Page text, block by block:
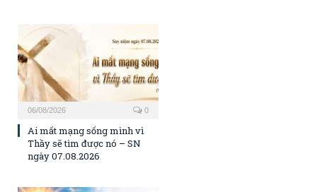
06/08/2026 0
Ai mất mạng sống mình vì
Thầy sẽ tìm được nó – SN
ngày 07.08.2026